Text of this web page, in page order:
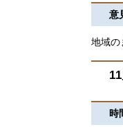
意
地域の
時